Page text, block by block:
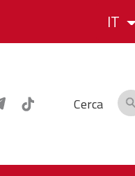
IT
Cerca